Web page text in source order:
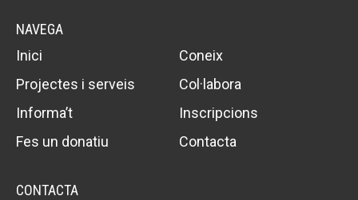
NAVEGA
Inici
Coneix
Projectes i serveis
Col·labora
Informa’t
Inscripcions
Fes un donatiu
Contacta
CONTACTA